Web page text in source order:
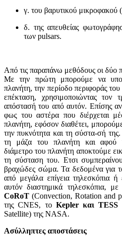
γ. του βαρυτικού
δ. της απευθείας
των pulsars.
Από τις παραπάνω μεθόδους οι δύο
Με την πρώτη μπορούμε να
πλανήτη, την περίοδο περιφοράς
επέκταση, χρησιμοποιώντας
απόστασή του από αυτόν. Επίσης
φως του αστέρα που διέρχεται
πλανήτη, εφόσον διαθέτει,
την πυκνότητα και τη σύστα-σή
τη μάζα του πλανήτη και αφού
διάμετρο του πλανήτη αποκτούμε
τη σύσταση του. Ετσι
βραχώδες σώμα. Τα δεδομένα για
από μεγάλα επίγεια τηλεσκόπια ή
αυτόν διαστημικά τηλεσκόπια,
CoRoT (Convection, Rotation and
της CNES, το Kepler και TESS
Satellite) της NASA.
Ασύλληπτες αποστάσεις